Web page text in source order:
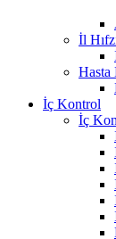
İl
Hasta
İç Kontrol
İç